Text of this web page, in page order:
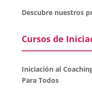
Descubre nuestros
Cursos de
Iniciación al
Para Todos